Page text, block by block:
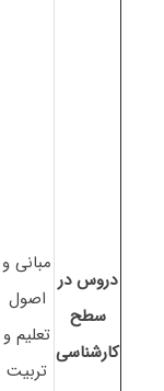
دروس در
سطح
کارشناسی
مبانی و
اصول
تعلیم و
تربیت